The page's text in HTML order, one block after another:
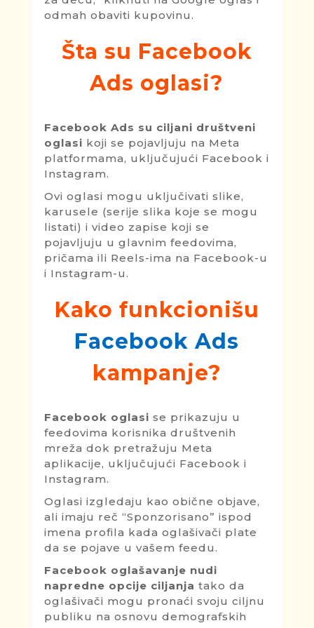
odmah obaviti kupovinu.
Šta su Facebook
Ads oglasi?
Facebook Ads su ciljani društveni
oglasi koji se pojavljuju na Meta
platformama, uključujući Facebook i
Instagram.
Ovi oglasi mogu uključivati slike,
karusele (serije slika koje se mogu
listati) i video zapise koji se
pojavljuju u glavnim feedovima,
pričama ili Reels-ima na Facebook-u
i Instagram-u.
Kako funkcionišu
Facebook Ads
kampanje?
Facebook oglasi se prikazuju u
feedovima korisnika društvenih
mreža dok pretražuju Meta
aplikacije, uključujući Facebook i
Instagram.
Oglasi izgledaju kao obične objave,
ali imaju reč “Sponzorisano” ispod
imena profila kada oglašivači plate
da se pojave u vašem feedu.
Facebook oglašavanje nudi
napredne opcije ciljanja tako da
oglašivači mogu pronaći svoju ciljnu
publiku na osnovu demografskih